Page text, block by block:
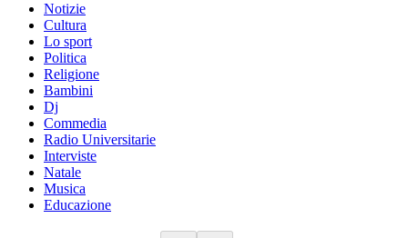
Notizie
Cultura
Lo sport
Politica
Religione
Bambini
Dj
Commedia
Radio Universitarie
Interviste
Natale
Musica
Educazione